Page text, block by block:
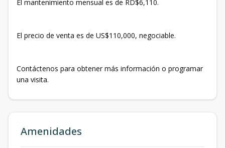
El mantenimiento mensual es de RD$6,110.
El precio de venta es de US$110,000, negociable.
Contáctenos para obtener más información o programar
una visita.
Amenidades